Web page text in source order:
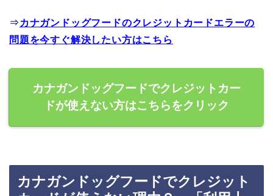
⇒ カナガンドッグフードのクレジットカードエラーの
問題を今すぐ解決したい方はこちら
カナガンドッグフードでクレジットカー
ドが使えない方はこちらをクリック
カナガンドッグフードでクレジット